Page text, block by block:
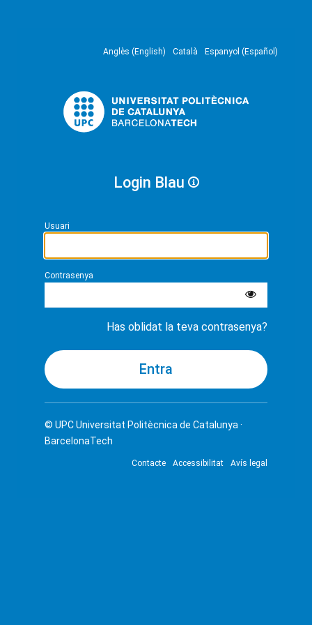
Anglès (English) Català Espanyol (Español)
Login Blau
Usuari
Contrasenya
Has oblidat la teva contrasenya?
© UPCUniversitat Politècnica de Catalunya ·
BarcelonaTech
Contacte Accessibilitat Avís legal